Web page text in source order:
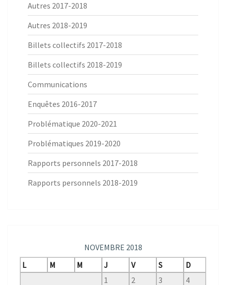
Autres 2017-2018
Autres 2018-2019
Billets collectifs 2017-2018
Billets collectifs 2018-2019
Communications
Enquêtes 2016-2017
Problématique 2020-2021
Problématiques 2019-2020
Rapports personnels 2017-2018
Rapports personnels 2018-2019
NOVEMBRE 2018
L
M M J V S
D
1
2 3 4